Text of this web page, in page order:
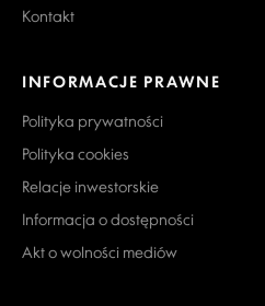
Kontakt
INFORMACJE PRAWNE
Polityka prywatności
Polityka cookies
Relacje inwestorskie
Informacja o dostępności
Akt o wolności mediów